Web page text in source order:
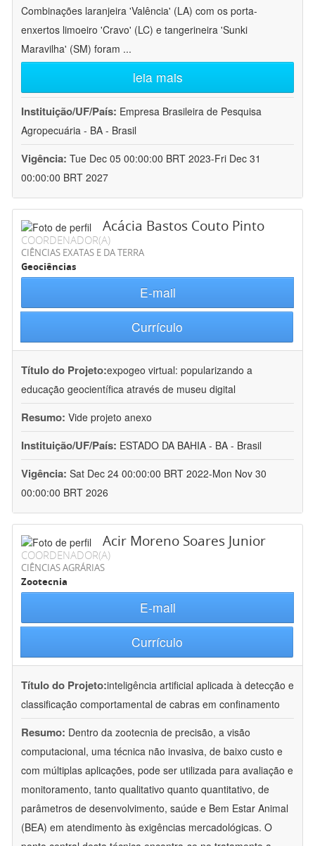
Combinações laranjeira 'Valência' (LA) com os porta-
enxertos limoeiro 'Cravo' (LC) e tangerineira 'Sunki
Maravilha' (SM) foram ...
leia mais
Instituição/UF/País: Empresa Brasileira de Pesquisa
Agropecuária - BA - Brasil
Vigência: Tue Dec 05 00:00:00 BRT 2023-Fri Dec 31
00:00:00 BRT 2027
Acácia Bastos Couto Pinto
COORDENADOR(A)
CIÊNCIAS EXATAS E DA TERRA
Geociências
E-mail
Currículo
Título do Projeto:expogeo virtual: popularizando a
educação geocientífica através de museu digital
Resumo: Vide projeto anexo
Instituição/UF/País: ESTADO DA BAHIA - BA - Brasil
Vigência: Sat Dec 24 00:00:00 BRT 2022-Mon Nov 30
00:00:00 BRT 2026
Acir Moreno Soares Junior
COORDENADOR(A)
CIÊNCIAS AGRÁRIAS
Zootecnia
E-mail
Currículo
Título do Projeto:inteligência artificial aplicada à detecção e
classificação comportamental de cabras em confinamento
Resumo: Dentro da zootecnia de precisão, a visão
computacional, uma técnica não invasiva, de baixo custo e
com múltiplas aplicações, pode ser utilizada para avaliação e
monitoramento, tanto qualitativo quanto quantitativo, de
parâmetros de desenvolvimento, saúde e Bem Estar Animal
(BEA) em atendimento às exigências mercadológicas. O